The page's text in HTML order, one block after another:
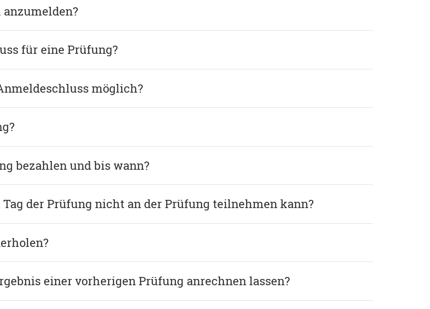
für eine Prüfung?
möglich?
bezahlen und bis wann?
der Prüfung nicht an der Prüfung teilnehmen kann?
einer vorherigen Prüfung anrechnen lassen?